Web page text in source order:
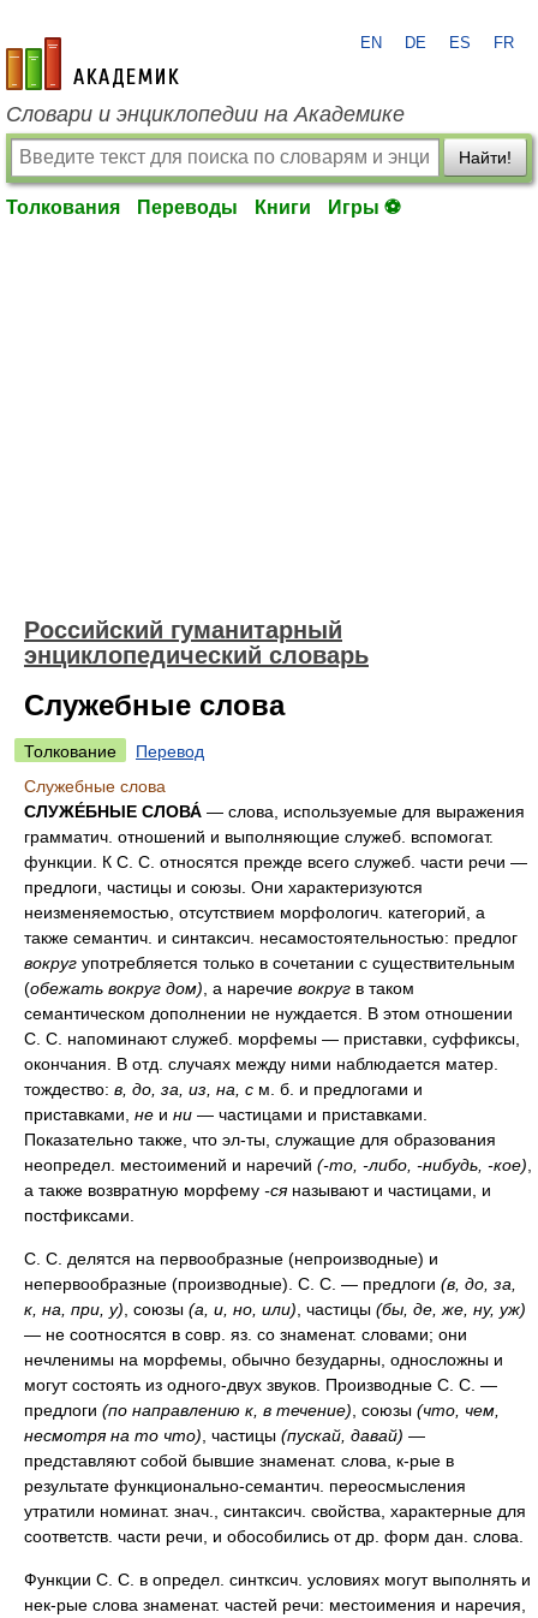
academic.ru
EN DE ES FR
Словари и энциклопедии на Академике
Найти!
Толкования Переводы Книги Игры ⚽
Российский гуманитарный
энциклопедический словарь
Служебные слова
Толкование
Перевод
Служебные слова
СЛУЖЕ́БНЫЕ СЛОВА́ — слова, используемые для выражения
грамматич. отношений и выполняющие служеб. вспомогат.
функции. К С. С. относятся прежде всего служеб. части речи —
предлоги, частицы и союзы. Они характеризуются
неизменяемостью, отсутствием морфологич. категорий, а
также семантич. и синтаксич. несамостоятельностью: предлог
вокруг употребляется только в сочетании с существительным
(обежать вокруг дом) , а наречие вокруг в таком
семантическом дополнении не нуждается. В этом отношении
С. С. напоминают служеб. морфемы — приставки, суффиксы,
окончания. В отд. случаях между ними наблюдается матер.
тождество: в, до, за, из, на, с м. б. и предлогами и
приставками, не и ни — частицами и приставками.
Показательно также, что эл-ты, служащие для образования
неопредел. местоимений и наречий (-то, -либо, -нибудь, -кое)
а также возвратную морфему -сяназывают и частицами, и
постфиксами.
С. С. делятся на первообразные (непроизводные) и
непервообразные (производные). С. С. — предлоги (в, до, за,
к, на, при, у) , союзы (а, и, но, или) , частицы (бы, де, же, ну, уж)
— не соотносятся в совр. яз. со знаменат. словами; они
нечленимы на морфемы, обычно безударны, односложны и
могут состоять из одного-двух звуков. Производные С. С. —
предлоги (по направлению к, в течение) , союзы (что, чем,
несмотря на то что) , частицы (пускай, давай) —
представляют собой бывшие знаменат. слова, к-рые в
результате функционально-семантич. переосмысления
утратили номинат. знач., синтаксич. свойства, характерные для
соответств. части речи, и обособились от др. форм дан. слова.
Функции С. С. в определ. синтксич. условиях могут выполнять и
нек-рые слова знаменат. частей речи: местоимения и наречия,